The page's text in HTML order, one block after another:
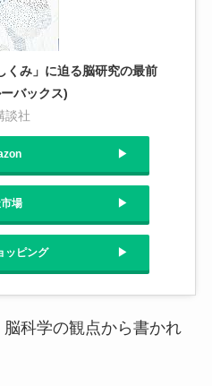
くみ」に迫る脳研究の最前
バックス)
談社
場
ッピング
科学の観点から書かれ